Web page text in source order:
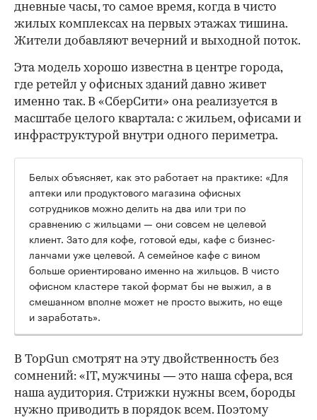
дневные часы, то самое время, когда в чисто
жилых комплексах на первых этажах тишина.
Жители добавляют вечерний и выходной поток.
Эта модель хорошо известна в центре города,
где ретейл у офисных зданий давно живет
именно так. В «СберСити» она реализуется в
масштабе целого квартала: с жильем, офисами и
инфраструктурой внутри одного периметра.
Белых объясняет, как это работает на практике: «Для
аптеки или продуктового магазина офисных
сотрудников можно делить на два или три по
сравнению с жильцами — они совсем не целевой
клиент. Зато для кофе, готовой еды, кафе с бизнес-
ланчами уже целевой. А семейное кафе с вином
больше ориентировано именно на жильцов. В чисто
офисном кластере такой формат бы не выжил, а в
смешанном вполне может не просто выжить, но еще
и заработать».
В TopGun смотрят на эту двойственность без
сомнений: «IT, мужчины — это наша сфера, вся
наша аудитория. Стрижки нужны всем, бороды
нужно приводить в порядок всем. Поэтому